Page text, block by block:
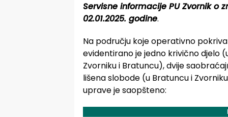
Servisne informacije PU Zvornik
02.01.2025. godine.
Na području koje operativno
evidentirano je jedno krivično djelo
Zvorniku i Bratuncu), dvije
lišena slobode (u Bratuncu i
uprave je saopšteno: